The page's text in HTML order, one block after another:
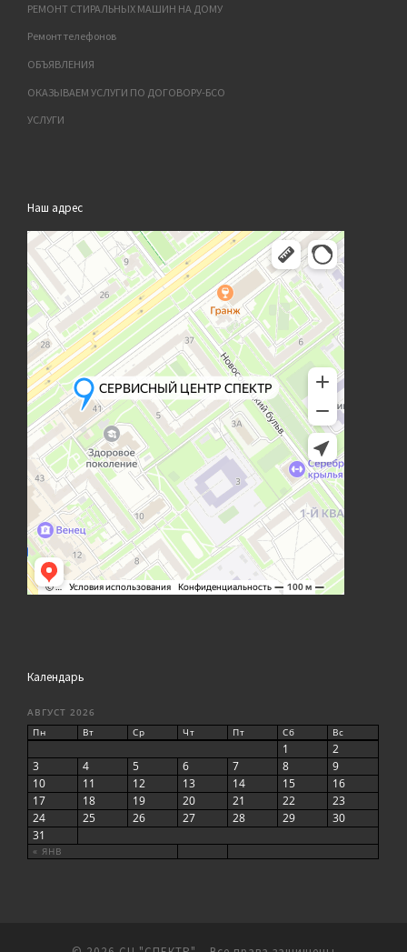
РЕМОНТ СТИРАЛЬНЫХ МАШИН НА ДОМУ
Ремонт телефонов
ОБЪЯВЛЕНИЯ
ОКАЗЫВАЕМ УСЛУГИ ПО ДОГОВОРУ-БСО
УСЛУГИ
Наш адрес
Календарь
АВГУСТ 2026
Пн
Вт Ср Чт Пт Сб Вс
« ЯНВ
1
2
3
4 5 6 7 8
9
10
11 12 13 14 15
16
17
18 19 20 21 22
23
24
25 26 27 28 29
30
31